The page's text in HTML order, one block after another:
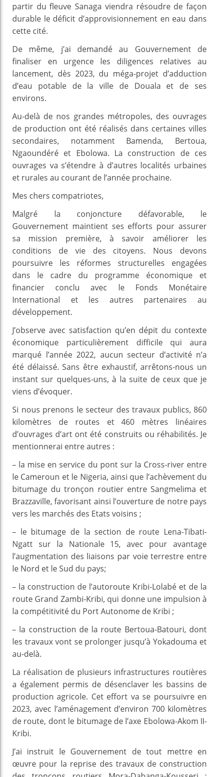
partir du fleuve Sanaga viendra résoudre de façon
durable le déficit d’approvisionnement en eau dans
cette cité.
De même, j’ai demandé au Gouvernement de
finaliser en urgence les diligences relatives au
lancement, dès 2023, du méga-projet d’adduction
d’eau potable de la ville de Douala et de ses
environs.
Au-delà de nos grandes métropoles, des ouvrages
de production ont été réalisés dans certaines villes
secondaires, notamment Bamenda, Bertoua,
Ngaoundéré et Ebolowa. La construction de ces
ouvrages va s’étendre à d’autres localités urbaines
et rurales au courant de l’année prochaine.
Mes chers compatriotes,
Malgré la conjoncture défavorable, le
Gouvernement maintient ses efforts pour assurer
sa mission première, à savoir améliorer les
conditions de vie des citoyens. Nous devons
poursuivre les réformes structurelles engagées
dans le cadre du programme économique et
financier conclu avec le Fonds Monétaire
International et les autres partenaires au
développement.
J’observe avec satisfaction qu’en dépit du contexte
économique particulièrement difficile qui aura
marqué l’année 2022, aucun secteur d’activité n’a
été délaissé. Sans être exhaustif, arrêtons-nous un
instant sur quelques-uns, à la suite de ceux que je
viens d’évoquer.
Si nous prenons le secteur des travaux publics, 860
kilomètres de routes et 460 mètres linéaires
d’ouvrages d’art ont été construits ou réhabilités. Je
mentionnerai entre autres :
– la mise en service du pont sur la Cross-river entre
le Cameroun et le Nigeria, ainsi que l’achèvement du
bitumage du tronçon routier entre Sangmelima et
Brazzaville, favorisant ainsi l’ouverture de notre pays
vers les marchés des Etats voisins ;
– le bitumage de la section de route Lena-Tibati-
Ngatt sur la Nationale 15, avec pour avantage
l’augmentation des liaisons par voie terrestre entre
le Nord et le Sud du pays;
– la construction de l’autoroute Kribi-Lolabé et de la
route Grand Zambi-Kribi, qui donne une impulsion à
la compétitivité du Port Autonome de Kribi ;
– la construction de la route Bertoua-Batouri, dont
les travaux vont se prolonger jusqu’à Yokadouma et
au-delà.
La réalisation de plusieurs infrastructures routières
a également permis de désenclaver les bassins de
production agricole. Cet effort va se poursuivre en
2023, avec l’aménagement d’environ 700 kilomètres
de route, dont le bitumage de l’axe Ebolowa-Akom II-
Kribi.
J’ai instruit le Gouvernement de tout mettre en
œuvre pour la reprise des travaux de construction